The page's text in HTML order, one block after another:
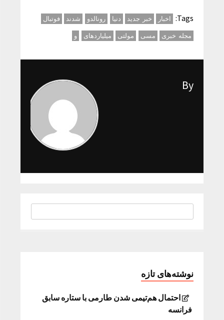
Tags: اخبار خبر جدید دنیا رونالدو شدند
فوتبال
مجله خبری
مسی مولتی میلیاردهای و
By
نوشته‌های تازه
احتمال هم‌تیمی شدن طارمی با ستاره سابق
فرانسه